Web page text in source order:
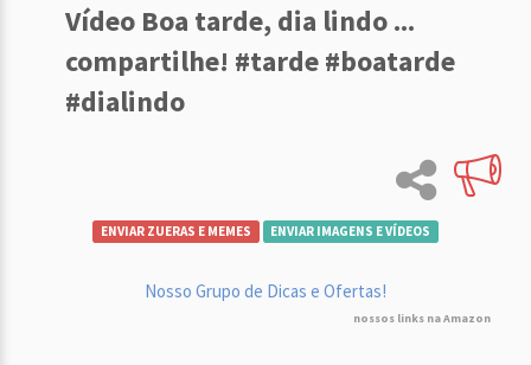
Vídeo Boa tarde, dia lindo ...
compartilhe! #tarde #boatarde
#dialindo
ENVIAR ZUERAS E MEMES ENVIAR IMAGENS E VÍDEOS
Nosso Grupo de Dicas e Ofertas!
nossos links na Amazon